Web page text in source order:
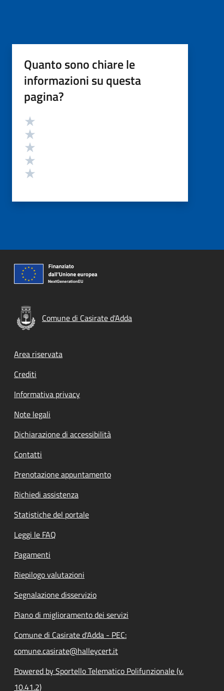
Quanto sono chiare le
informazioni su questa
pagina?
Valutazione
Comune di Casirate d'Adda
Footer menu
Area riservata
Crediti
Informativa privacy
Note legali
Dichiarazione di accessibilità
Contatti
Prenotazione appuntamento
Richiedi assistenza
Statistiche del portale
Leggi le FAQ
Pagamenti
Riepilogo valutazioni
Segnalazione disservizio
Piano di miglioramento dei servizi
Comune di Casirate d'Adda - PEC:
comune.casirate@halleycert.it
Powered by Sportello Telematico Polifunzionale (v.
10.41.2)